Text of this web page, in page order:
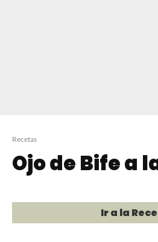
Recetas
Ojo de Bife a
Ir a la